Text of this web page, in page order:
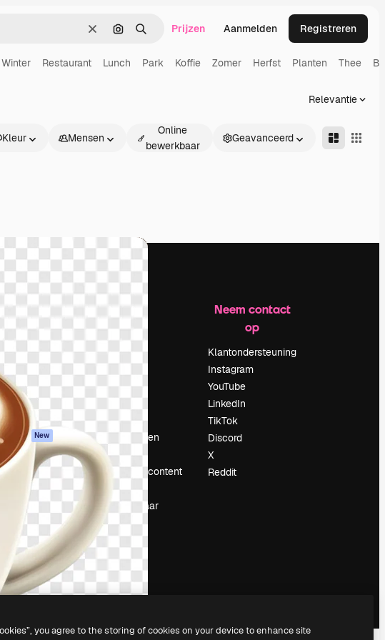
WissenZoeken op afbeelding
ZoekenPrijzen Aanmelden Registreren
Winter Restaurant Lunch Park Koffie Zomer Herfst Planten Thee
Relevantie
Kleur Mensen
Online
bewerkbaar
Geavanceerd
de slag
New
Bedrijf
Over ons
Vacatures
Blog
Evenementen
Slidesgo
Verkoop je content
Perszaal
Op zoek naar
magnific.ai
Neem contact
op
Klantondersteuning
Instagram
YouTube
LinkedIn
TikTok
Discord
X
Reddit
you agree to the storing of cookies on your device to enhance site